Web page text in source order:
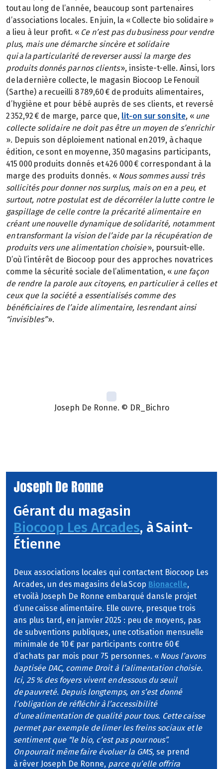
tout au long de l’année, beaucoup sont partenaires
d’associations locales. En juin, la « Collecte bio solidaire »
a lieu à leur profit. « Ce n’est pas du business pour vendre
plus, mais une démarche sincère et solidaire
qui a la particularité de reverser aussi la marge des
produits donnés par nos clients», insiste-t-elle. Ainsi, lors
de la dernière collecte, le magasin Biocoop Le Fenouil
(Sarthe) a recueilli 8 789,60 € de produits alimentaires,
d’hygiène et pour bébé auprès de ses clients, et reversé
2 352,92 € de marge, parce que, lit-on sur son site, « une
collecte solidaire ne doit pas être un moyen de s’enrichir
». Depuis son déploiement national en 2019, à chaque
édition, ce sont en moyenne, 350 magasins participants,
415 000 produits donnés et 426 000 € correspondant à la
marge des produits donnés. « Nous sommes aussi très
sollicités pour donner nos surplus, mais on en a peu, et
surtout, notre postulat est de décorréler la lutte contre le
gaspillage de celle contre la précarité alimentaire en
créant une nouvelle dynamique de solidarité, notamment
en transformant la vision de l’aide par la récupération de
produits vers une alimentation choisie», poursuit-elle.
D’où l’intérêt de Biocoop pour des approches novatrices
comme la sécurité sociale de l’alimentation, « une façon
de rendre la parole aux citoyens, en particulier à celles et
ceux que la société a essentialisés comme des
bénéficiaires de l’aide alimentaire, les rendant ainsi
“invisibles”».
Joseph De Ronne. © DR_Bichro
Joseph De Ronne
Gérant du magasin
Biocoop Les Arcades, à Saint-
Étienne
Deux associations locales qui contactent Biocoop Les
Arcades, un des magasins de la Scop Bionacelle,
et voilà Joseph De Ronne embarqué dans le projet
d’une caisse alimentaire. Elle ouvre, presque trois
ans plus tard, en janvier 2025 : peu de moyens, pas
de subventions publiques, une cotisation mensuelle
minimale de 10 € par participants contre 60 €
d’achats par mois pour 75 personnes. « Nous l’avons
baptisée DAC, comme Droit à l’alimentation choisie.
Ici, 25 % des foyers vivent en dessous du seuil
de pauvreté. Depuis longtemps, on s’est donné
l’obligation de réfléchir à l’accessibilité
d’une alimentation de qualité pour tous. Cette caisse
permet par exemple de limer les freins sociaux et le
sentiment que “le bio, c’est pas pour nous”.
On pourrait même faire évoluer la GMS, se prend
à rêver Joseph De Ronne, parce qu’elle offrira